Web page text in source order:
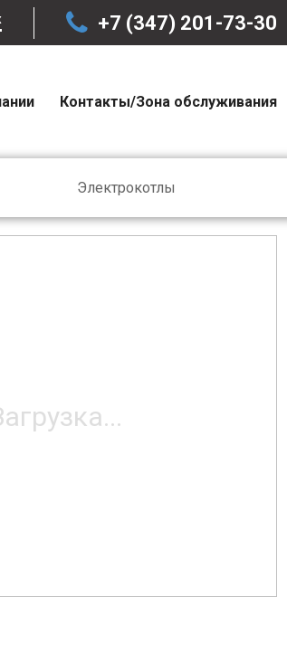
+7 (347) 201-73-30
Контакты/Зона обслуживания
Электрокотлы